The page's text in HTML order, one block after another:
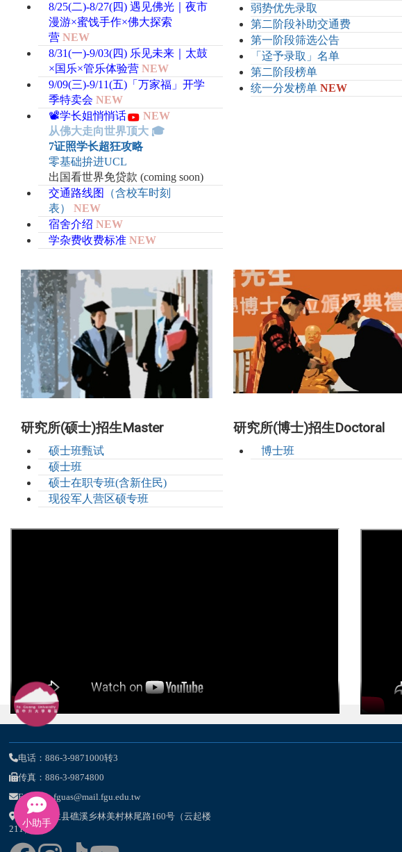
8/25(二)-8/27(四) 遇见佛光｜夜市
漫游×蜜饯手作×佛大探索
营 NEW
8/31(一)-9/03(四) 乐见未来｜太鼓
×国乐×管乐体验营 NEW
9/09(三)-9/11(五)「万家福」开学
季特卖会 NEW
📽️学长姐悄悄话
NEW
从佛大走向世界顶大 🎓
7证照学长超狂攻略
零基础拚进UCL
出国看世界免贷款 (coming soon)
交通路线图
（含校车时刻
表）
NEW
宿舍介绍 NEW
学杂费收费标准 NEW
弱势优先录取
第二阶段补助交通费
第一阶段筛选公告
「迳予录取」名单
第二阶段榜单
统一分发榜单 NEW
研究所(硕士)招生Master
硕士班甄试
硕士班
硕士在职专班(含新住民)
现役军人营区硕专班
研究所(博士)招生Doctoral
博士班
电话：886-3-9871000转3
传真：886-3-9874800
E-Mail：fguas@mail.fgu.edu.tw
262-47宜兰县礁溪乡林美村林尾路160号（云起楼
211）
小助手